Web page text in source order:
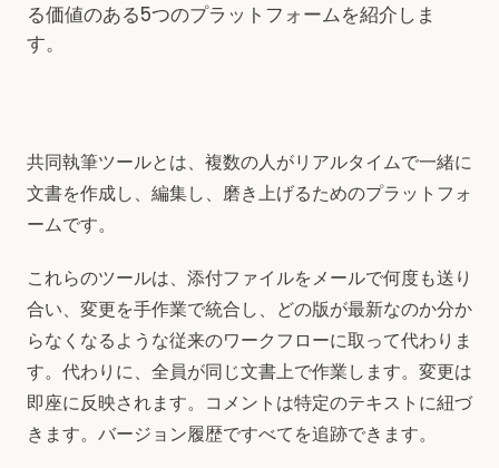
る価値のある5つのプラットフォームを紹介しま
す。
共同執筆ツールとは、複数の人がリアルタイムで一緒に
文書を作成し、編集し、磨き上げるためのプラットフォ
ームです。
これらのツールは、添付ファイルをメールで何度も送り
合い、変更を手作業で統合し、どの版が最新なのか分か
らなくなるような従来のワークフローに取って代わりま
す。代わりに、全員が同じ文書上で作業します。変更は
即座に反映されます。コメントは特定のテキストに紐づ
きます。バージョン履歴ですべてを追跡できます。